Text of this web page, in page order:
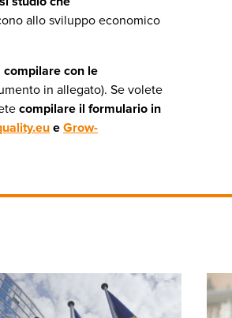
allo sviluppo economico
compilare con le
in allegato). Se volete
compilare il formulario in
e Grow-